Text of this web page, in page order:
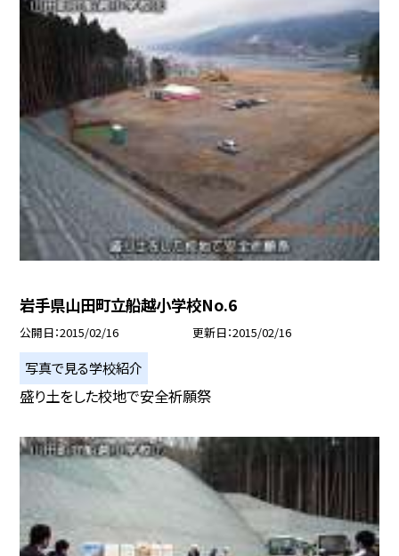
岩手県山田町立船越小学校No.6
公開日 2015/02/16 更新日 2015/02/16
写真で見る学校紹介
盛り土をした校地で安全祈願祭